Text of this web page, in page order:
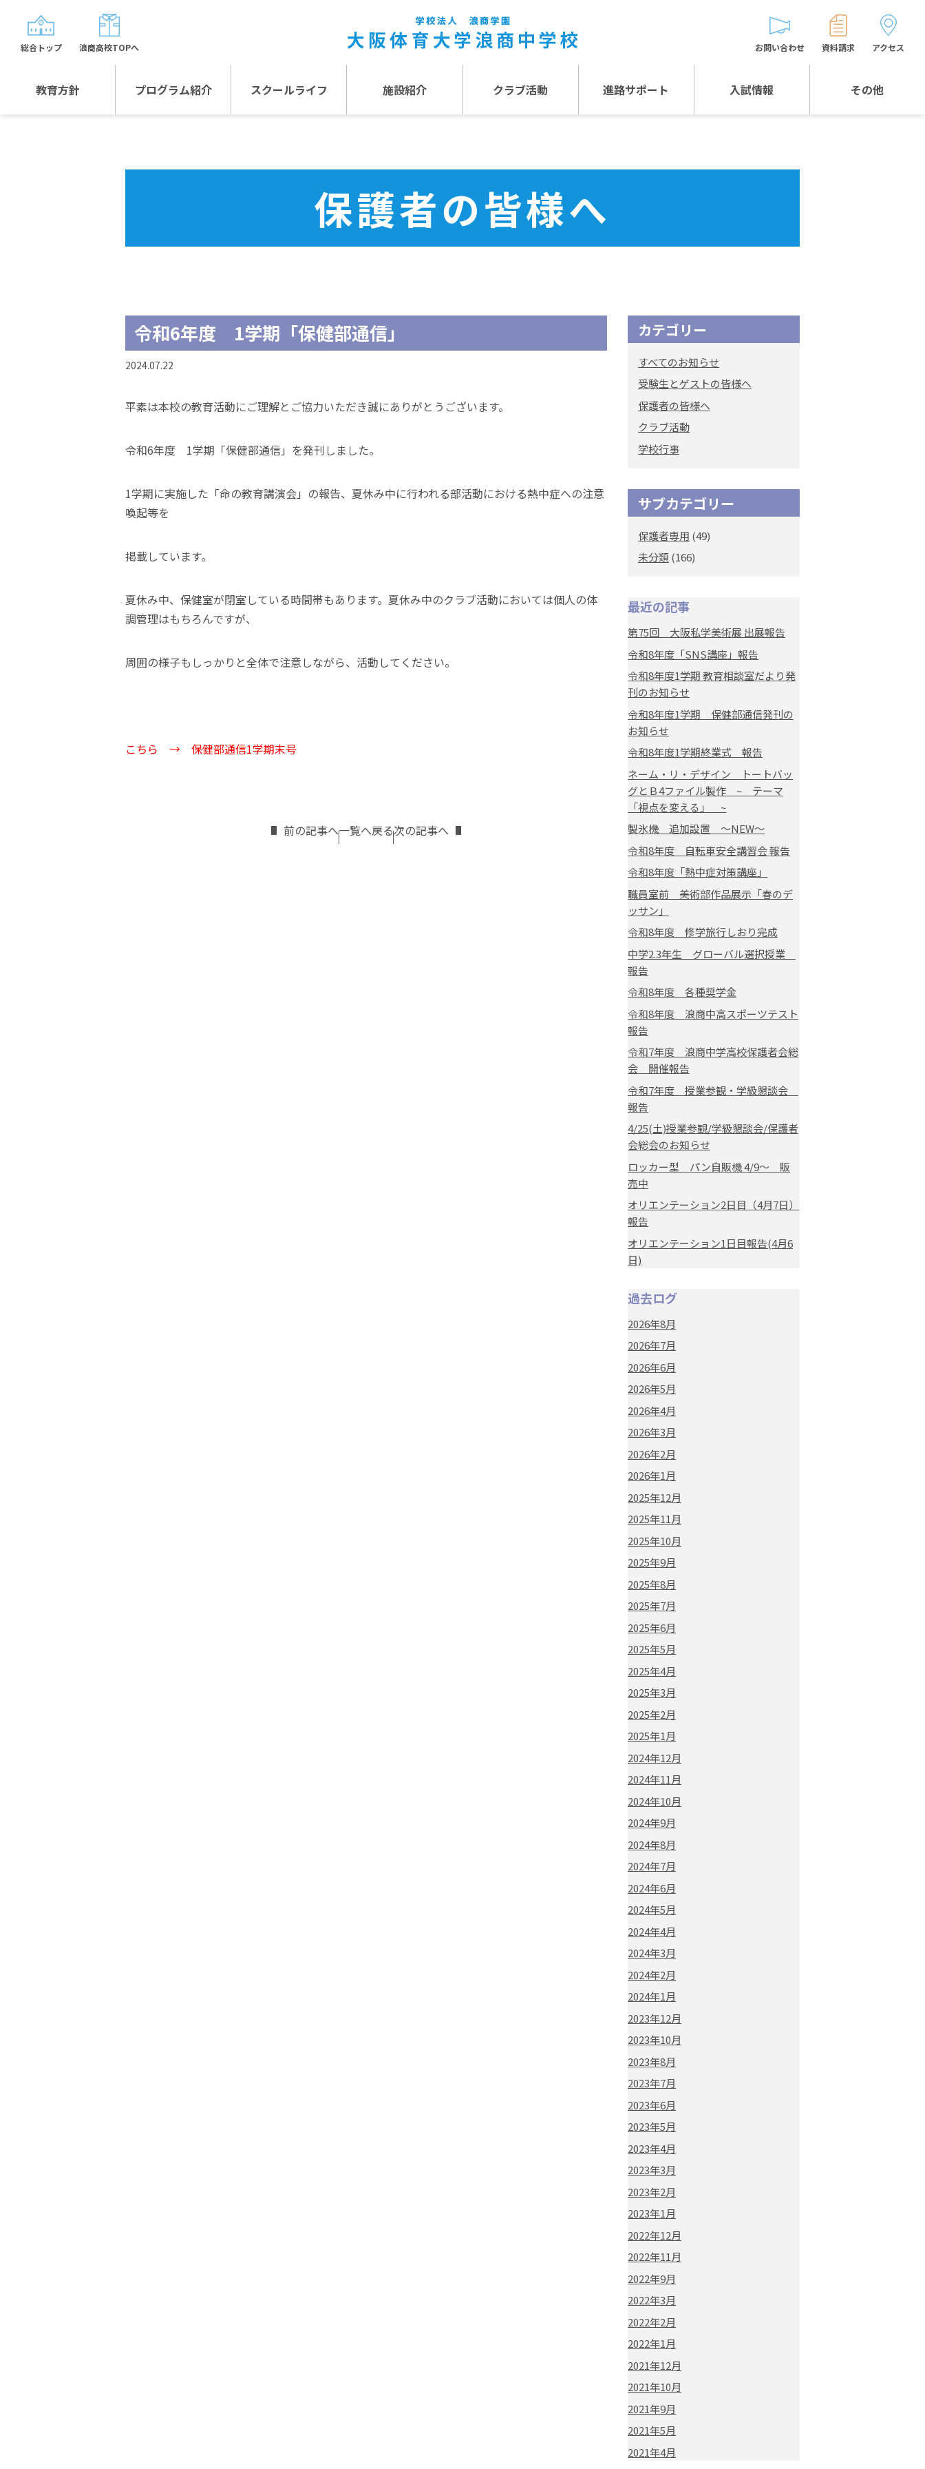
教育方針 プログラム紹介 スクールライフ 施設紹介 クラブ活動 進路サポート 入試情報 その他
お問い合わせ 資料請求 アクセス
総合トップ 浪商高校TOPへ
保護者の皆様へ
令和6年度 1学期「保健部通信」
2024.07.22
平素は本校の教育活動にご理解とご協力いただき誠にありがとうございます。
令和6年度 1学期「保健部通信」を発刊しました。
1学期に実施した「命の教育講演会」の報告、夏休み中に行われる部活動における熱中症への注意
喚起等を
掲載しています。
夏休み中、保健室が閉室している時間帯もあります。夏休み中のクラブ活動においては個人の体
調管理はもちろんですが、
周囲の様子もしっかりと全体で注意しながら、活動してください。
こちら → 保健部通信1学期末号
前の記事へ一覧へ戻る次の記事へ
カテゴリー
すべてのお知らせ
受験生とゲストの皆様へ
保護者の皆様へ
クラブ活動
学校行事
サブカテゴリー
保護者専用 (49)
未分類 (166)
最近の記事
第75回 大阪私学美術展 出展報告
令和8年度「SNS講座」報告
令和8年度1学期 教育相談室だより発
刊のお知らせ
令和8年度1学期 保健部通信発刊の
お知らせ
令和8年度1学期終業式 報告
ネーム・リ・デザイン トートバッ
グとＢ4ファイル製作 ~ テーマ
「視点を変える」 ~
製氷機 追加設置 ～NEW～
令和8年度 自転車安全講習会 報告
令和8年度「熱中症対策講座」
職員室前 美術部作品展示「春のデ
ッサン」
令和8年度 修学旅行しおり完成
中学2.3年生 グローバル選択授業
報告
令和8年度 各種奨学金
令和8年度 浪商中高スポーツテスト
報告
令和7年度 浪商中学高校保護者会総
会 開催報告
令和7年度 授業参観・学級懇談会
報告
4/25(土)授業参観/学級懇談会/保護者
会総会のお知らせ
ロッカー型 パン自販機 4/9～ 販
売中
オリエンテーション2日目（4月7日）
報告
オリエンテーション1日目報告(4月6
日)
過去ログ
2026年8月
2026年7月
2026年6月
2026年5月
2026年4月
2026年3月
2026年2月
2026年1月
2025年12月
2025年11月
2025年10月
2025年9月
2025年8月
2025年7月
2025年6月
2025年5月
2025年4月
2025年3月
2025年2月
2025年1月
2024年12月
2024年11月
2024年10月
2024年9月
2024年8月
2024年7月
2024年6月
2024年5月
2024年4月
2024年3月
2024年2月
2024年1月
2023年12月
2023年10月
2023年8月
2023年7月
2023年6月
2023年5月
2023年4月
2023年3月
2023年2月
2023年1月
2022年12月
2022年11月
2022年9月
2022年3月
2022年2月
2022年1月
2021年12月
2021年10月
2021年9月
2021年5月
2021年4月